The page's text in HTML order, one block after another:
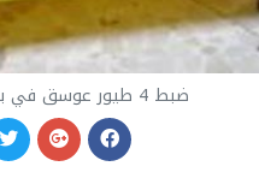
ضبط 4 طيور عوسق في بلدة فقوعة قرب جنين-ارشيفية